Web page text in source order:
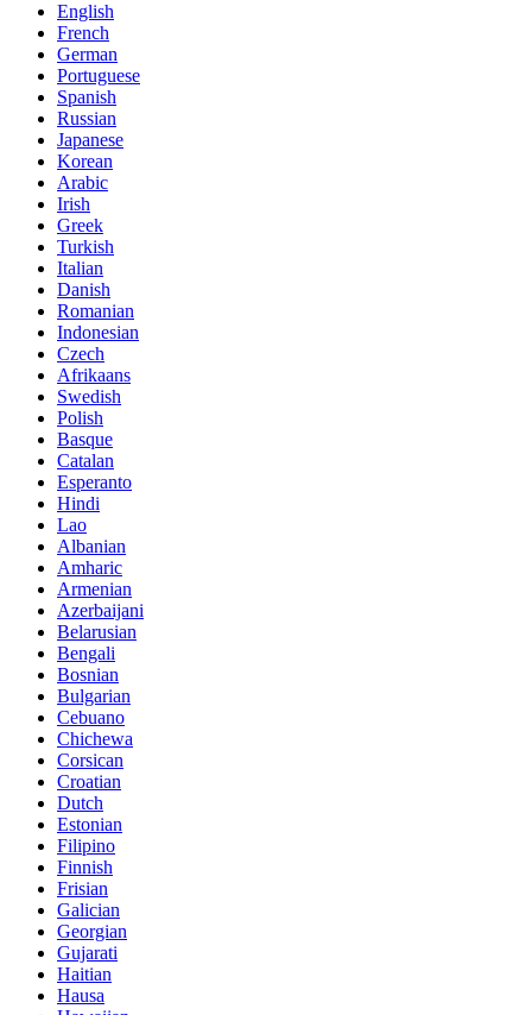
English
French
German
Portuguese
Spanish
Russian
Japanese
Korean
Arabic
Irish
Greek
Turkish
Italian
Danish
Romanian
Indonesian
Czech
Afrikaans
Swedish
Polish
Basque
Catalan
Esperanto
Hindi
Lao
Albanian
Amharic
Armenian
Azerbaijani
Belarusian
Bengali
Bosnian
Bulgarian
Cebuano
Chichewa
Corsican
Croatian
Dutch
Estonian
Filipino
Finnish
Frisian
Galician
Georgian
Gujarati
Haitian
Hausa